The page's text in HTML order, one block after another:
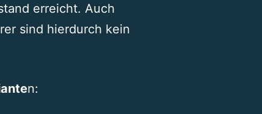
erreicht. Auch
sind hierdurch kein
n: